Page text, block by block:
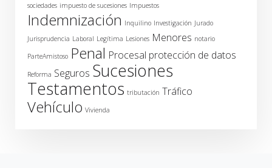
sociedades impuesto de sucesiones Impuestos
Indemnización Inquilino Investigación Jurado
Jurisprudencia Laboral Legítima Lesiones Menores notario
ParteAmistoso Penal Procesal protección de datos
Reforma Seguros Sucesiones
Testamentos tributación Tráfico
Vehículo Vivienda